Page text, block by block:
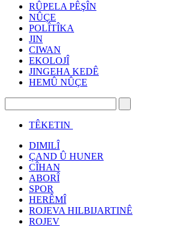
RÛPELA PÊŞÎN
NÛÇE
POLÎTÎKA
JIN
CIWAN
EKOLOJÎ
JINGEHA KEDÊ
HEMÛ NÛÇE
TÊKETIN
DIMILÎ
ÇAND Û HUNER
CÎHAN
ABORÎ
SPOR
HERÊMÎ
ROJEVA HILBIJARTINÊ
ROJEV